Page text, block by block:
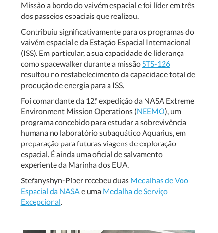
Missão a bordo do vaivém espacial e foi líder em três
dos passeios espaciais que realizou.
Contribuiu significativamente para os programas do
vaivém espacial e da Estação Espacial Internacional
(ISS). Em particular, a sua capacidade de liderança
como spacewalker durante a missão STS-126
resultou no restabelecimento da capacidade total de
produção de energia para a ISS.
Foi comandante da 12.ª expedição da NASA Extreme
Environment Mission Operations (NEEMO), um
programa concebido para estudar a sobrevivência
humana no laboratório subaquático Aquarius, em
preparação para futuras viagens de exploração
espacial. É ainda uma oficial de salvamento
experiente da Marinha dos EUA.
Stefanyshyn-Piper recebeu duas Medalhas de Voo
Espacial da NASA e uma Medalha de Serviço
Excepcional